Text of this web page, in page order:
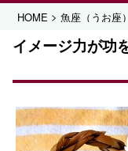
HOME >魚座（うお座）
イメージ力が功